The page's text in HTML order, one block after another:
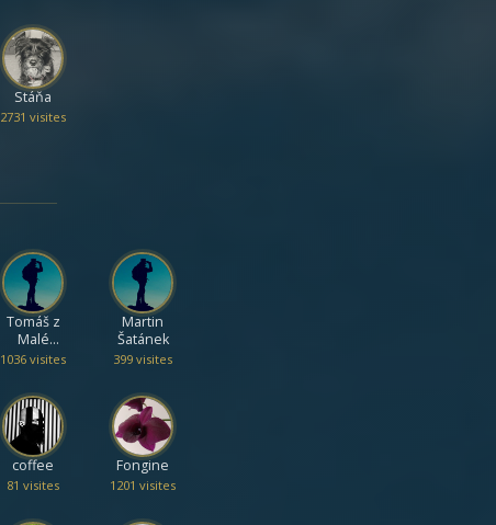
Stáňa
2731 visites
Tomáš z
Malé
Paseky
1036 visites
Martin
Šatánek
399 visites
coffee
81 visites
Fongine
1201 visites